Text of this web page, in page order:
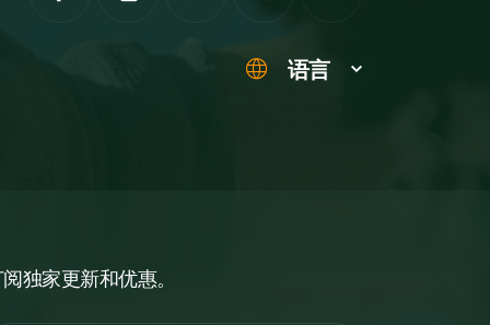
语言
独家更新和优惠。